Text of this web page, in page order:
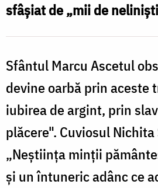
sfâşiat de „mii de
Sfântul Marcu Ascetul
devine oarbă prin aceste
iubirea de argint, prin
plăcere". Cuviosul
„Neştiinţa minţii
şi un întuneric adânc ce